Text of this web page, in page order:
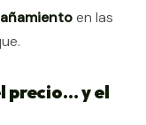
en las
precio… y el